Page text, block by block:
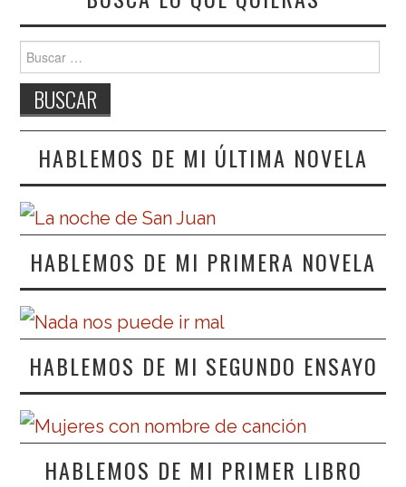
Buscar:
HABLEMOS DE MI ÚLTIMA NOVELA
HABLEMOS DE MI PRIMERA NOVELA
HABLEMOS DE MI SEGUNDO ENSAYO
HABLEMOS DE MI PRIMER LIBRO